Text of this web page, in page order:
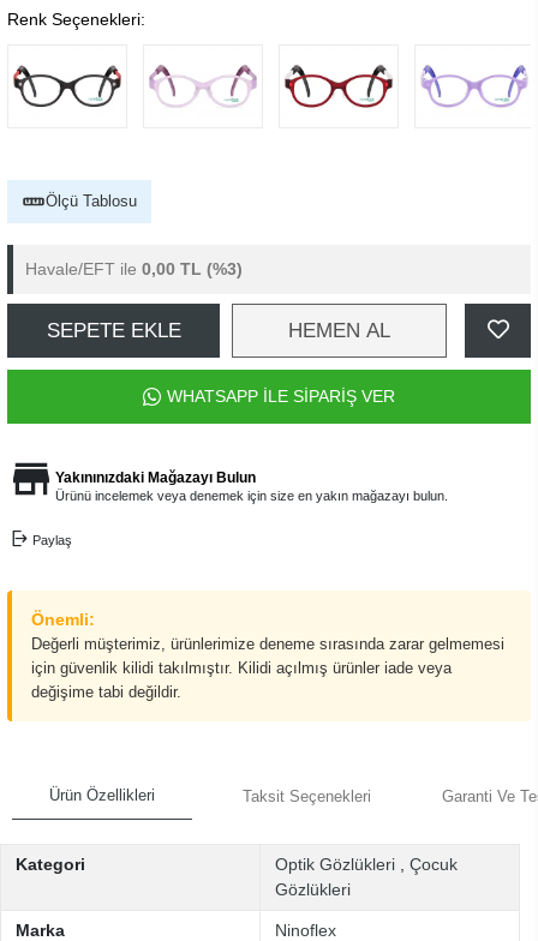
Renk Seçenekleri:
Ölçü Tablosu
Havale/EFT ile 0,00 TL (%3)
SEPETE EKLE HEMEN AL
WHATSAPP İLE SİPARİŞ VER
Yakınınızdaki Mağazayı Bulun
Ürünü incelemek veya denemek için size en yakın mağazayı bulun.
Paylaş
Önemli:
Değerli müşterimiz, ürünlerimize deneme sırasında zarar gelmemesi
için güvenlik kilidi takılmıştır. Kilidi açılmış ürünler iade veya
değişime tabi değildir.
Ürün Özellikleri Taksit Seçenekleri Garanti Ve
Kategori Optik Gözlükleri
Çocuk
Gözlükleri
Marka Ninoflex